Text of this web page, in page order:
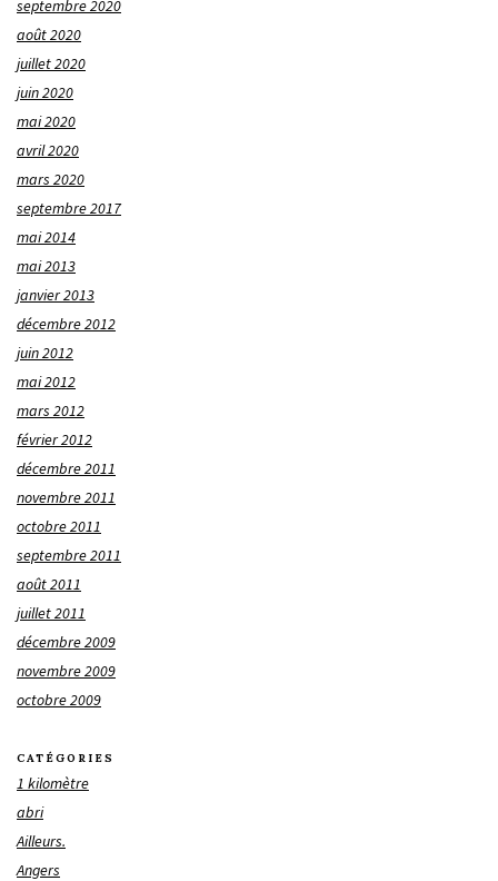
septembre 2020
août 2020
juillet 2020
juin 2020
mai 2020
avril 2020
mars 2020
septembre 2017
mai 2014
mai 2013
janvier 2013
décembre 2012
juin 2012
mai 2012
mars 2012
février 2012
décembre 2011
novembre 2011
octobre 2011
septembre 2011
août 2011
juillet 2011
décembre 2009
novembre 2009
octobre 2009
CATÉGORIES
1 kilomètre
abri
Ailleurs.
Angers